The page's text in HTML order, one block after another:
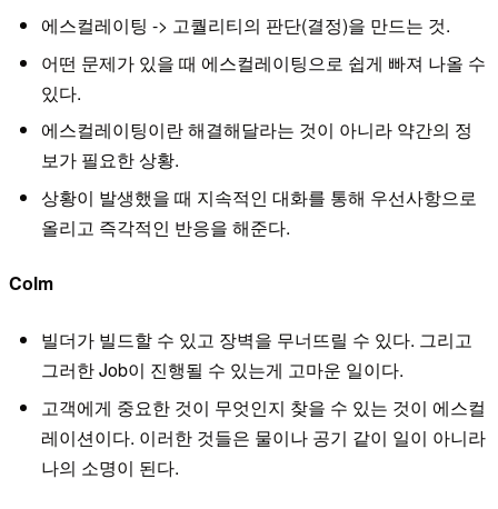
에스컬레이팅 -> 고퀄리티의 판단(결정)을 만드는 것.
어떤 문제가 있을 때 에스컬레이팅으로 쉽게 빠져 나올 수
있다.
에스컬레이팅이란 해결해달라는 것이 아니라 약간의 정
보가 필요한 상황.
상황이 발생했을 때 지속적인 대화를 통해 우선사항으로
올리고 즉각적인 반응을 해준다.
Colm
빌더가 빌드할 수 있고 장벽을 무너뜨릴 수 있다. 그리고
그러한 Job이 진행될 수 있는게 고마운 일이다.
고객에게 중요한 것이 무엇인지 찾을 수 있는 것이 에스컬
레이션이다. 이러한 것들은 물이나 공기 같이 일이 아니라
나의 소명이 된다.